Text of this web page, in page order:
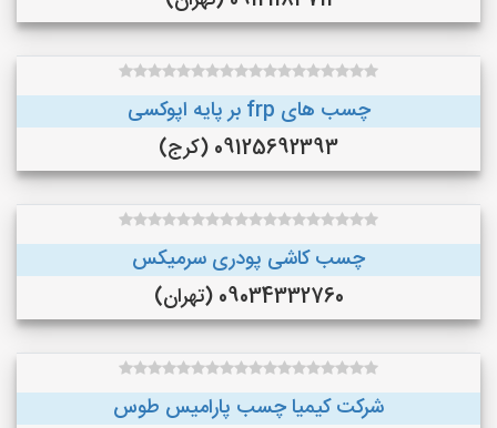
چسب های frp بر پایه اپوکسی
09125692393 (کرج)
چسب کاشی پودری سرمیکس
09034332760 (تهران)
شرکت کیمیا چسب پارامیس طوس